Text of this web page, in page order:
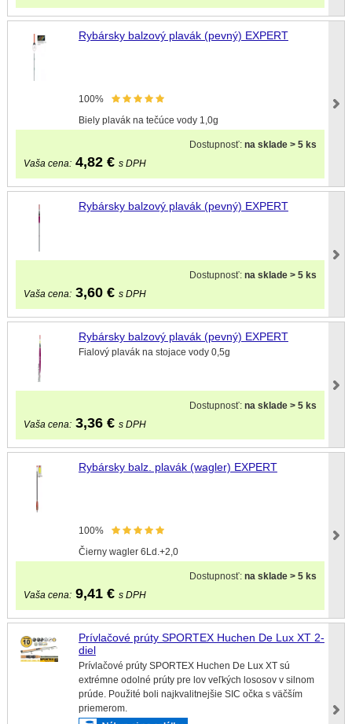
Rybársky balzový plavák (pevný) EXPERT
100%
Biely plavák na tečúce vody 1,0g
Dostupnosť:na sklade > 5 ks
Vaša cena: 4,82 € s DPH
Rybársky balzový plavák (pevný) EXPERT
Dostupnosť:na sklade > 5 ks
Vaša cena: 3,60 € s DPH
Rybársky balzový plavák (pevný) EXPERT
Fialový plavák na stojace vody 0,5g
Dostupnosť:na sklade > 5 ks
Vaša cena: 3,36 € s DPH
Rybársky balz. plavák (wagler) EXPERT
100%
Čierny wagler 6Ld.+2,0
Dostupnosť:na sklade > 5 ks
Vaša cena: 9,41 € s DPH
Prívlačové prúty SPORTEX Huchen De Lux XT 2-
diel
Prívlačové prúty SPORTEX Huchen De Lux XT sú
extrémne odolné prúty pre lov veľkých lososov v silnom
prúde. Použité boli najkvalitnejšie SIC očka s väčším
priemerom.